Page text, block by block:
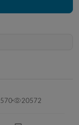
570 20572